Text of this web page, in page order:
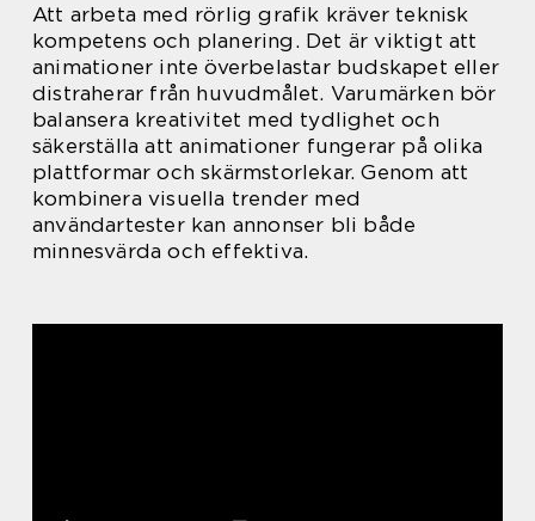
Att arbeta med rörlig grafik kräver teknisk
kompetens och planering. Det är viktigt att
animationer inte överbelastar budskapet eller
distraherar från huvudmålet. Varumärken bör
balansera kreativitet med tydlighet och
säkerställa att animationer fungerar på olika
plattformar och skärmstorlekar. Genom att
kombinera visuella trender med
användartester kan annonser bli både
minnesvärda och effektiva.